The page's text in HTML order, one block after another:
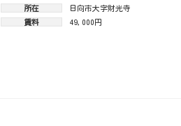
所在
日向市大字財光寺
賃料
49,000円